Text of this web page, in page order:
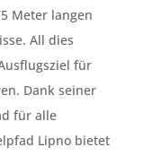
Meter langen
All dies
für
Dank seiner
für alle
Lipno bietet